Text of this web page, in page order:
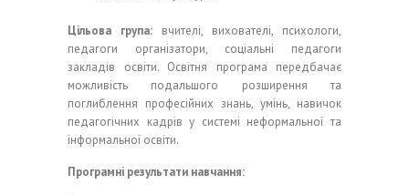
Цільова група: вчителі, вихователі, психологи,
педагоги організатори, соціальні педагоги
закладів освіти. Освітня програма передбачає
можливість подальшого розширення та
поглиблення професійних знань, умінь, навичок
педагогічних кадрів у системі неформальної та
інформальної освіти.
Програмні результати навчання: